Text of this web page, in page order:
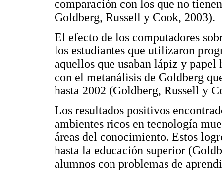
comparación con los que no
Goldberg, Russell y Cook, 2003).
El efecto de los computadores
los estudiantes que utilizaron
aquellos que usaban lápiz y
con el metanálisis de Goldberg
hasta 2002 (Goldberg, Russell y
Los resultados positivos
ambientes ricos en tecnología
áreas del conocimiento. Estos
hasta la educación superior
alumnos con problemas de